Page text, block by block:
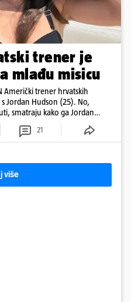
trener je
mlađu misicu
Američki trener hrvatskih
Jordan Hudson (25). No,
smatraju kako ga Jordan
21
više